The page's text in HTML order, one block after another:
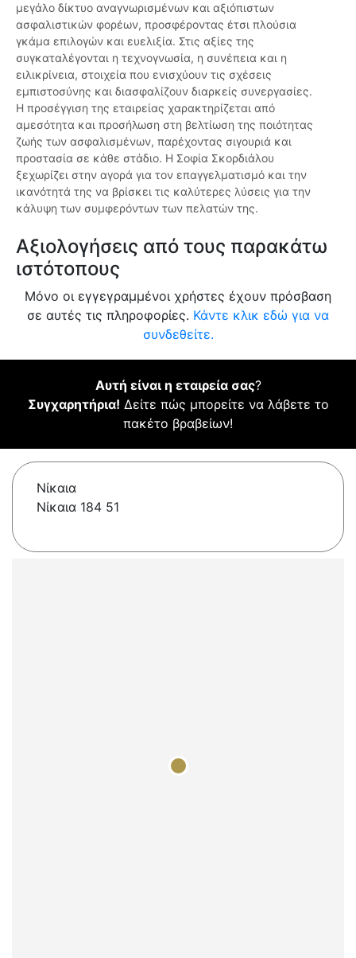
μεγάλο δίκτυο αναγνωρισμένων και αξιόπιστων
ασφαλιστικών φορέων, προσφέροντας έτσι πλούσια
γκάμα επιλογών και ευελιξία. Στις αξίες της
συγκαταλέγονται η τεχνογνωσία, η συνέπεια και η
ειλικρίνεια, στοιχεία που ενισχύουν τις σχέσεις
εμπιστοσύνης και διασφαλίζουν διαρκείς συνεργασίες.
Η προσέγγιση της εταιρείας χαρακτηρίζεται από
αμεσότητα και προσήλωση στη βελτίωση της ποιότητας
ζωής των ασφαλισμένων, παρέχοντας σιγουριά και
προστασία σε κάθε στάδιο. Η Σοφία Σκορδιάλου
ξεχωρίζει στην αγορά για τον επαγγελματισμό και την
ικανότητά της να βρίσκει τις καλύτερες λύσεις για την
κάλυψη των συμφερόντων των πελατών της.
Αξιολογήσεις από τους παρακάτω
ιστότοπους
Μόνο οι εγγεγραμμένοι χρήστες έχουν πρόσβαση
σε αυτές τις πληροφορίες. Κάντε κλικ εδώ για να
συνδεθείτε.
Αυτή είναι η εταιρεία σας?
Συγχαρητήρια! Δείτε πώς μπορείτε να λάβετε το
πακέτο βραβείων!
Νίκαια
Νίκαια 184 51